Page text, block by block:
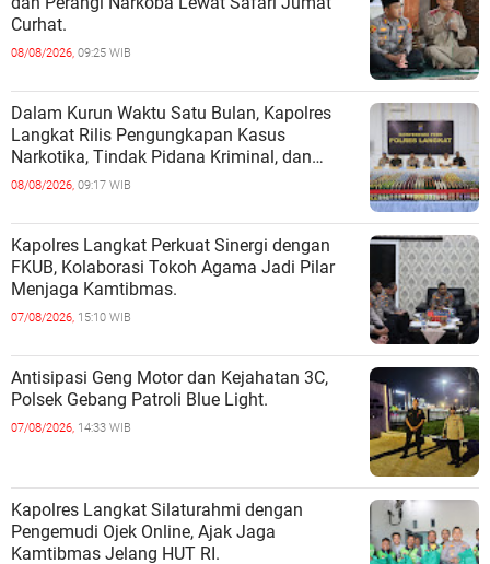
Curhat.
08/08/2026, 09:25 WIB
Dalam Kurun Waktu Satu Bulan, Kapolres
Langkat Rilis Pengungkapan Kasus
Narkotika, Tindak Pidana Kriminal, dan
Kekerasan Seksual terhadap Anak.
08/08/2026, 09:17 WIB
Kapolres Langkat Perkuat Sinergi dengan
FKUB, Kolaborasi Tokoh Agama Jadi Pilar
Menjaga Kamtibmas.
07/08/2026, 15:10 WIB
Antisipasi Geng Motor dan Kejahatan 3C,
Polsek Gebang Patroli Blue Light.
07/08/2026, 14:33 WIB
Kapolres Langkat Silaturahmi dengan
Pengemudi Ojek Online, Ajak Jaga
Kamtibmas Jelang HUT RI.